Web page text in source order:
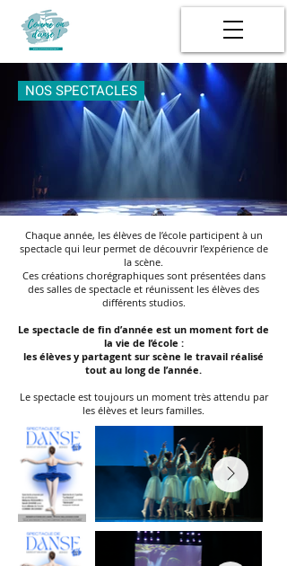
NOS SPECTACLES
Chaque année, les élèves de l’école participent à un
spectacle qui leur permet de découvrir l’expérience de
la scène.
Ces créations chorégraphiques sont présentées dans
des salles de spectacle et réunissent les élèves des
différents studios.
​Le spectacle de fin d’année est un moment fort de
la vie de l’école :
les élèves y partagent sur scène le travail réalisé
tout au long de l’année.
Le spectacle est toujours un moment très attendu par
les élèves et leurs familles.